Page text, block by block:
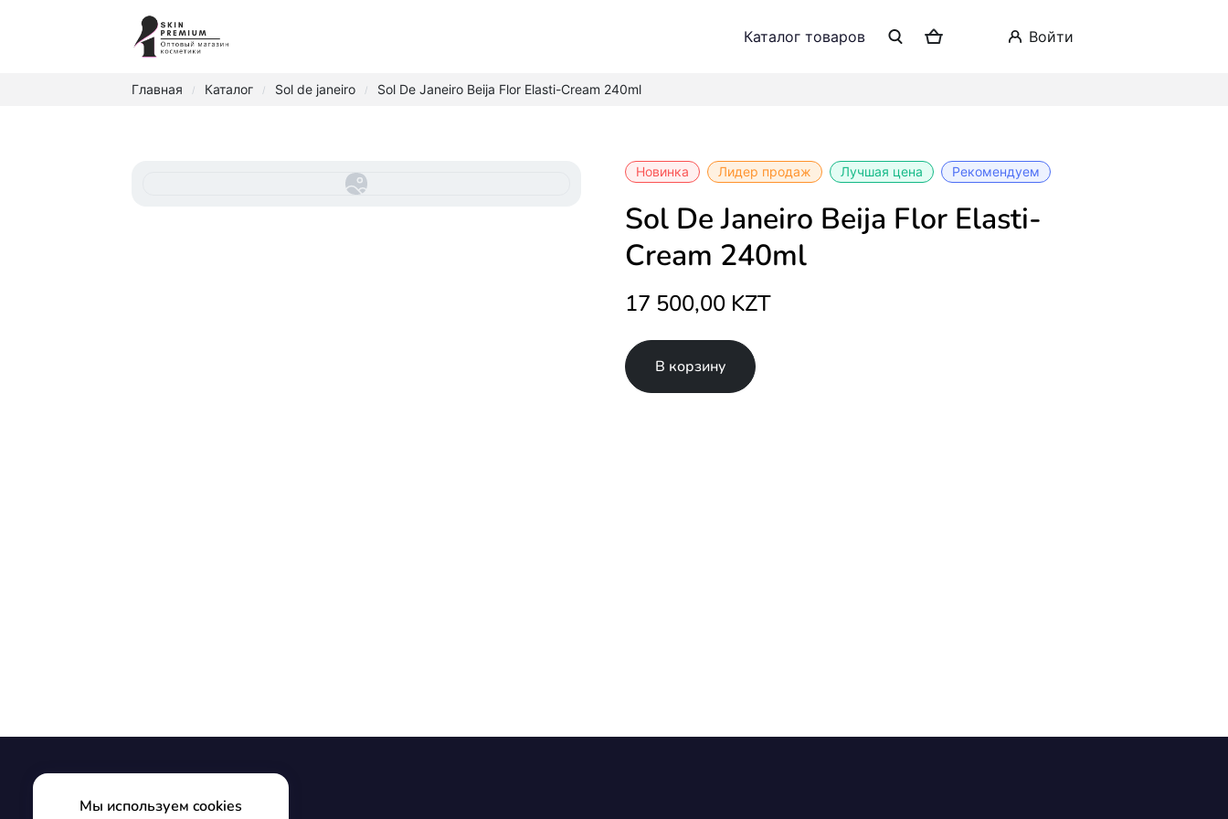
Каталог товаров войти
Главная / Каталог / Sol de janeiro / Sol De Janeiro Beija Flor Elasti-Cream 240ml
Новинка Лидер продаж Лучшая цена Рекомендуем
Sol De Janeiro Beija Flor Elasti-
Cream 240ml
17 500,00 KZT
В корзину
Мы используем cookies